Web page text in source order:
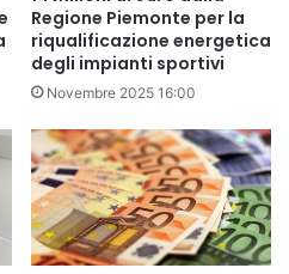
Regione Piemonte per la
riqualificazione energetica
degli impianti sportivi
Novembre 2025 16:00